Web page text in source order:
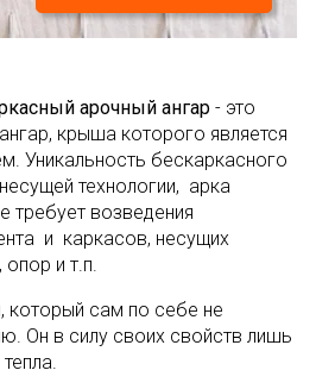
арочный ангар - это
крыша которого является
Уникальность бескаркасного
технологии, арка
требует возведения
и каркасов, несущих
и т.п.
который сам по себе не
Он в силу своих свойств лишь